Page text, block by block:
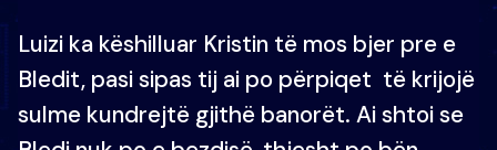
Luizi ka këshilluar Kristin të mos bjer pre e
Bledit, pasi sipas tij ai po përpiqet të krijojë
sulme kundrejtë gjithë banorët. Ai shtoi se